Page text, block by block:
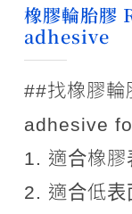
橡膠輪胎膠
adhesive
##找橡膠
adhesive
1. 適合橡膠
2. 適合低表